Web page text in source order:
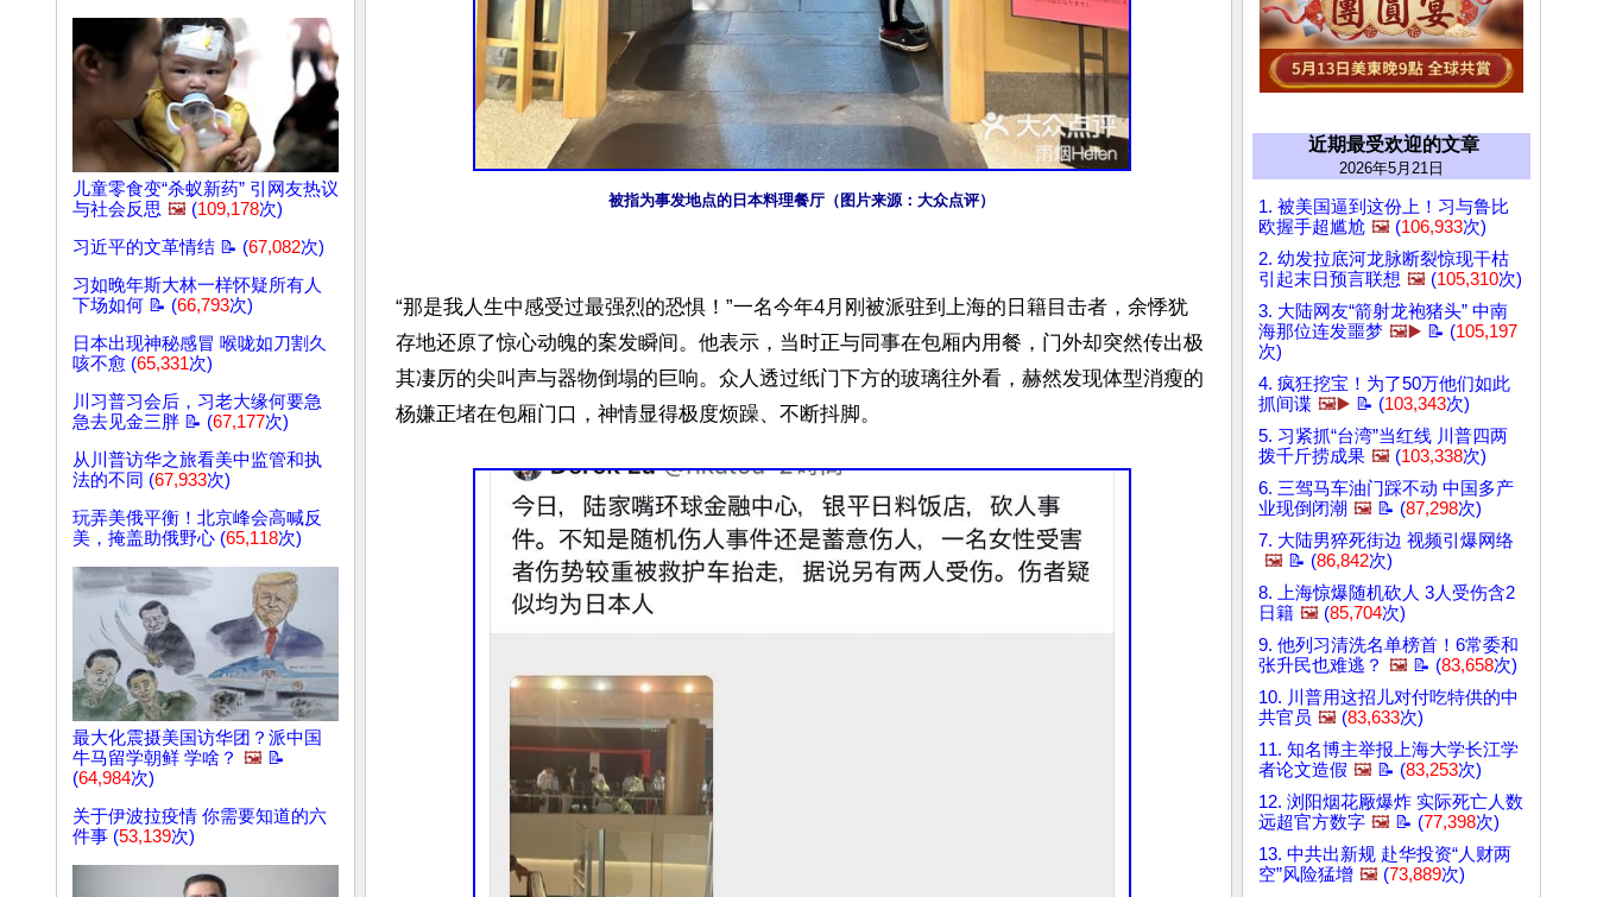
儿童零食变“杀蚁新药” 引网友热议
与社会反思 🖼️ (109,178次)
习近平的文革情结 📝 (67,082次)
习如晚年斯大林一样怀疑所有人
下场如何 📝 (66,793次)
日本出现神秘感冒 喉咙如刀割久
咳不愈 (65,331次)
川习普习会后，习老大缘何要急
急去见金三胖 📝 (67,177次)
从川普访华之旅看美中监管和执
法的不同 (67,933次)
玩弄美俄平衡！北京峰会高喊反
美，掩盖助俄野心 (65,118次)
最大化震摄美国访华团？派中国
牛马留学朝鲜 学啥？ 🖼️ 📝
(64,984次)
关于伊波拉疫情 你需要知道的六
件事 (53,139次)
被指为事发地点的日本料理餐厅（图片来源：大众点评）
“那是我人生中感受过最强烈的恐惧！”一名今年4月刚被派驻到上海的日籍目击者，余悸犹
存地还原了惊心动魄的案发瞬间。他表示，当时正与同事在包厢内用餐，门外却突然传出极
其凄厉的尖叫声与器物倒塌的巨响。众人透过纸门下方的玻璃往外看，赫然发现体型消瘦的
杨嫌正堵在包厢门口，神情显得极度烦躁、不断抖脚。
近期最受欢迎的文章
2026年5月21日
1. 被美国逼到这份上！习与鲁比
欧握手超尴尬 🖼️ (106,933次)
2. 幼发拉底河龙脉断裂惊现干枯
引起末日预言联想 🖼️ (105,310次)
3. 大陆网友“箭射龙袍猪头” 中南
海那位连发噩梦 🖼️▶️ 📝 (105,197
次)
4. 疯狂挖宝！为了50万他们如此
抓间谍 🖼️▶️ 📝 (103,343次)
5. 习紧抓“台湾”当红线 川普四两
拨千斤捞成果 🖼️ (103,338次)
6. 三驾马车油门踩不动 中国多产
业现倒闭潮 🖼️ 📝 (87,298次)
7. 大陆男猝死街边 视频引爆网络
🖼️ 📝 (86,842次)
8. 上海惊爆随机砍人 3人受伤含2
日籍 🖼️ (85,704次)
9. 他列习清洗名单榜首！6常委和
张升民也难逃？ 🖼️ 📝 (83,658次)
10. 川普用这招儿对付吃特供的中
共官员 🖼️ (83,633次)
11. 知名博主举报上海大学长江学
者论文造假 🖼️ 📝 (83,253次)
12. 浏阳烟花厰爆炸 实际死亡人数
远超官方数字 🖼️ 📝 (77,398次)
13. 中共出新规 赴华投资“人财两
空”风险猛增 🖼️ (73,889次)